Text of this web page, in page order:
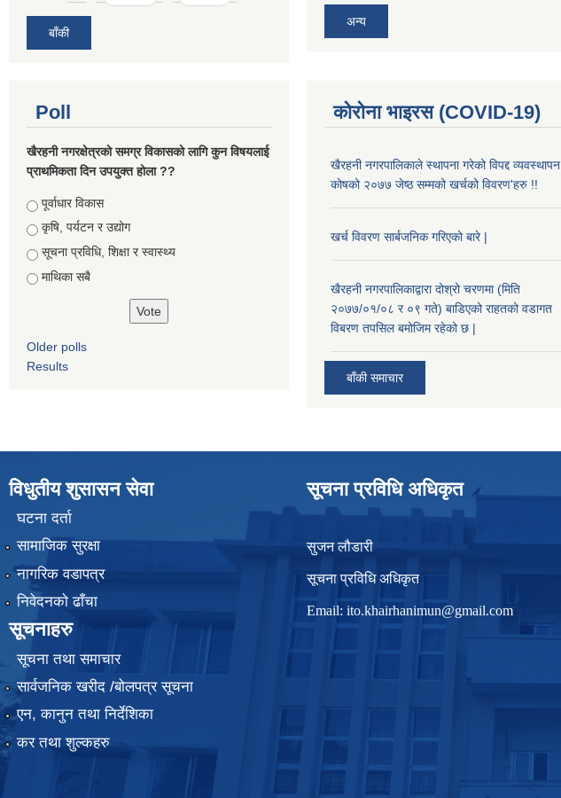
बाँकी
अन्य
Poll
खैरहनी नगरक्षेत्रको समग्र विकासको लागि कुन विषयलाई
प्राथमिकता दिन उपयुक्त होला ??
Choices
पूर्वाधार विकास
कृषि, पर्यटन र उद्योग
सूचना प्रविधि, शिक्षा र स्वास्थ्य
माथिका सबै
Older polls
Results
कोरोना भाइरस (COVID-19)
खैरहनी नगरपालिकाले स्थापना गरेको विपद्द व्यवस्थापन
कोषको २०७७ जेष्ठ सम्मको खर्चको विवरण'हरु !!
खर्च विवरण सार्बजनिक गरिएको बारे |
खैरहनी नगरपालिकाद्वारा दोश्रो चरणमा (मिति
२०७७/०१/०८ र ०९ गते) बाडिएको राहतको वडागत
विबरण तपसिल बमोजिम रहेको छ |
बाँकी समाचार
विधुतीय शुसासन सेवा
घटना दर्ता
सामाजिक सुरक्षा
नागरिक वडापत्र
निवेदनको ढाँचा
सूचनाहरु
सूचना तथा समाचार
सार्वजनिक खरीद /बोलपत्र सूचना
एन, कानुन तथा निर्देशिका
कर तथा शुल्कहरु
सूचना प्रविधि अधिकृत
सुजन लौडारी
सूचना प्रविधि अधिकृत
Email: ito.khairhanimun@gmail.com